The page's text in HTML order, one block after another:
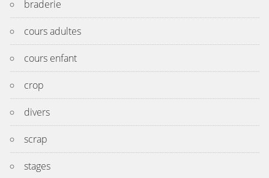
braderie
cours adultes
cours enfant
crop
divers
scrap
stages